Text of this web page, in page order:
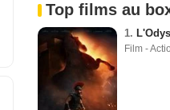
Top films au
1.
Film -